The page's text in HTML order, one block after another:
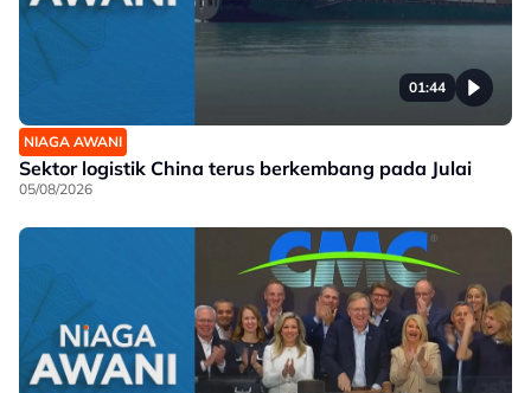
01:44
NIAGA AWANI
Sektor logistik China terus berkembang pada Julai
05/08/2026